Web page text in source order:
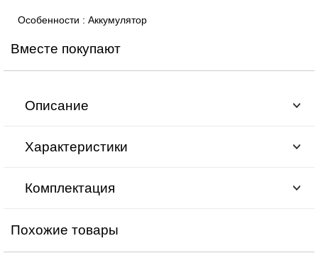
Особенности : Аккумулятор
Вместе покупают
Описание
Характеристики
Комплектация
Похожие товары